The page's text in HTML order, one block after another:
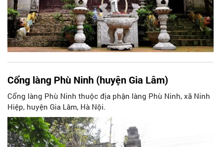
Cổng làng Phù Ninh (huyện Gia Lâm)
Cổng làng Phù Ninh thuộc địa phận làng Phù Ninh, xã Ninh
Hiệp, huyện Gia Lâm, Hà Nội.